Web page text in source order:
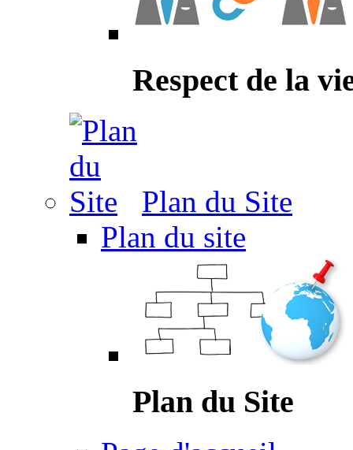
Respect de la
Plan du Site
Plan du site
Plan du Site